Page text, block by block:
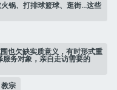
锅、打排球篮球、逛街…这些
也欠缺实质意义，有时形式重
务对象，亲自走访需要的
宗